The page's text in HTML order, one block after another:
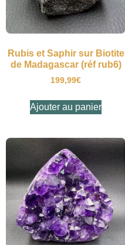
Rubis et Saphir sur Biotite
de Madagascar (réf rub6)
199,99€
Ajouter au panier